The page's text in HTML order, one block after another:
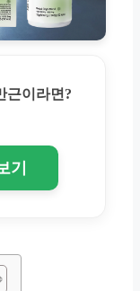
근이라면?
기